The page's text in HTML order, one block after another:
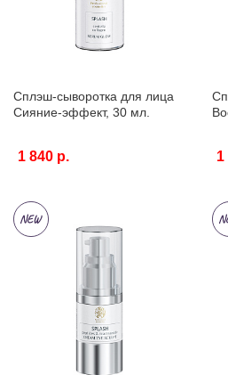
Сплэш-сыворотка для лица
Сияние-эффект, 30 мл.
1 840 р. 1